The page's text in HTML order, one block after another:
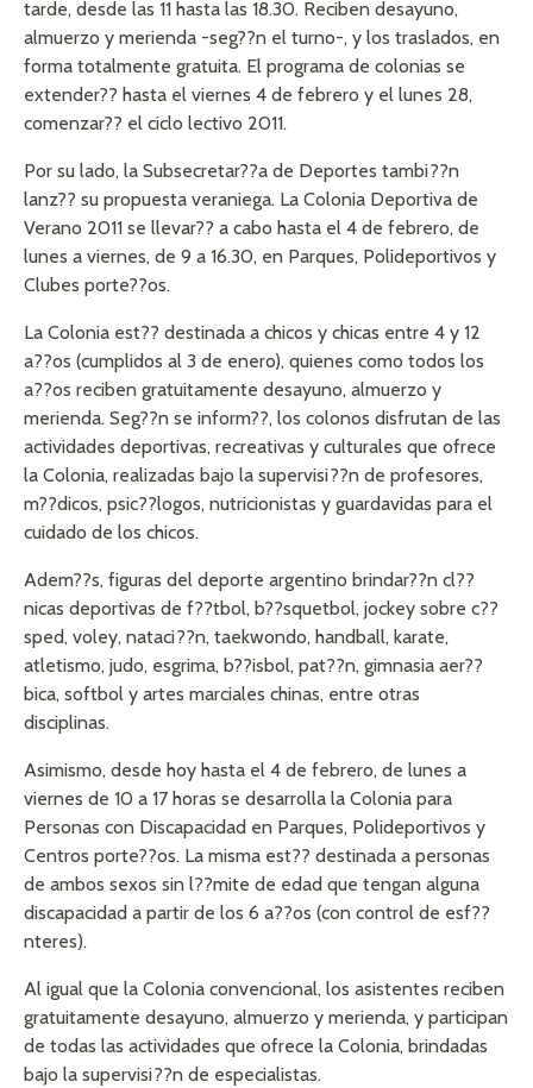
tarde, desde las 11 hasta las 18.30. Reciben desayuno,
almuerzo y merienda -seg??n el turno-, y los traslados, en
forma totalmente gratuita. El programa de colonias se
extender?? hasta el viernes 4 de febrero y el lunes 28,
comenzar?? el ciclo lectivo 2011.
Por su lado, la Subsecretar??a de Deportes tambi??n
lanz?? su propuesta veraniega. La Colonia Deportiva de
Verano 2011 se llevar?? a cabo hasta el 4 de febrero, de
lunes a viernes, de 9 a 16.30, en Parques, Polideportivos y
Clubes porte??os.
La Colonia est?? destinada a chicos y chicas entre 4 y 12
a??os (cumplidos al 3 de enero), quienes como todos los
a??os reciben gratuitamente desayuno, almuerzo y
merienda. Seg??n se inform??, los colonos disfrutan de las
actividades deportivas, recreativas y culturales que ofrece
la Colonia, realizadas bajo la supervisi??n de profesores,
m??dicos, psic??logos, nutricionistas y guardavidas para el
cuidado de los chicos.
Adem??s, figuras del deporte argentino brindar??n cl??
nicas deportivas de f??tbol, b??squetbol, jockey sobre c??
sped, voley, nataci??n, taekwondo, handball, karate,
atletismo, judo, esgrima, b??isbol, pat??n, gimnasia aer??
bica, softbol y artes marciales chinas, entre otras
disciplinas.
Asimismo, desde hoy hasta el 4 de febrero, de lunes a
viernes de 10 a 17 horas se desarrolla la Colonia para
Personas con Discapacidad en Parques, Polideportivos y
Centros porte??os. La misma est?? destinada a personas
de ambos sexos sin l??mite de edad que tengan alguna
discapacidad a partir de los 6 a??os (con control de esf??
nteres).
Al igual que la Colonia convencional, los asistentes reciben
gratuitamente desayuno, almuerzo y merienda, y participan
de todas las actividades que ofrece la Colonia, brindadas
bajo la supervisi??n de especialistas.